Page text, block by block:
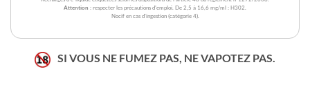
Attention : respecter les précautions d'emploi. De 2,5 à 16,6 mg/ml : H302.
Nocif en cas d'ingestion (catégorie 4).
SI VOUS NE FUMEZ PAS, NE VAPOTEZ PAS.